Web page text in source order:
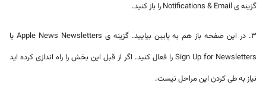
گزینه ی Notifications & Email را باز کنید.
3. در این صفحه باز هم به پایین بیایید. گزینه ی Apple News Newsletters یا
Sign Up for Newsletters را فعال کنید. اگر از قبل این بخش را راه اندازی کرده اید
نیاز به طی کردن این مراحل نیست.